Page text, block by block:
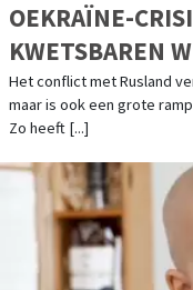
OEKRAÏNE-
KWETSBAREN
PUBLICEERT
Het conflict met Rusland
maar is ook een grote
Zo heeft [...]